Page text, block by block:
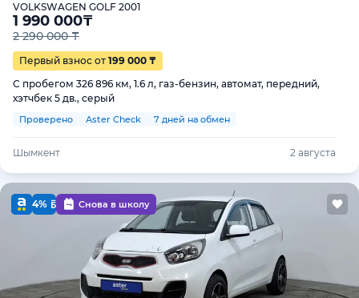
VOLKSWAGEN GOLF 2001
1 990 000₸
2 290 000 ₸
Первый взнос от 199 000 ₸
С пробегом 326 896 км, 1.6 л, газ-бензин, автомат, передний,
хэтчбек 5 дв., серый
Проверено Aster Check 7 дней на обмен
Шымкент 2 августа
4% Снова в школу